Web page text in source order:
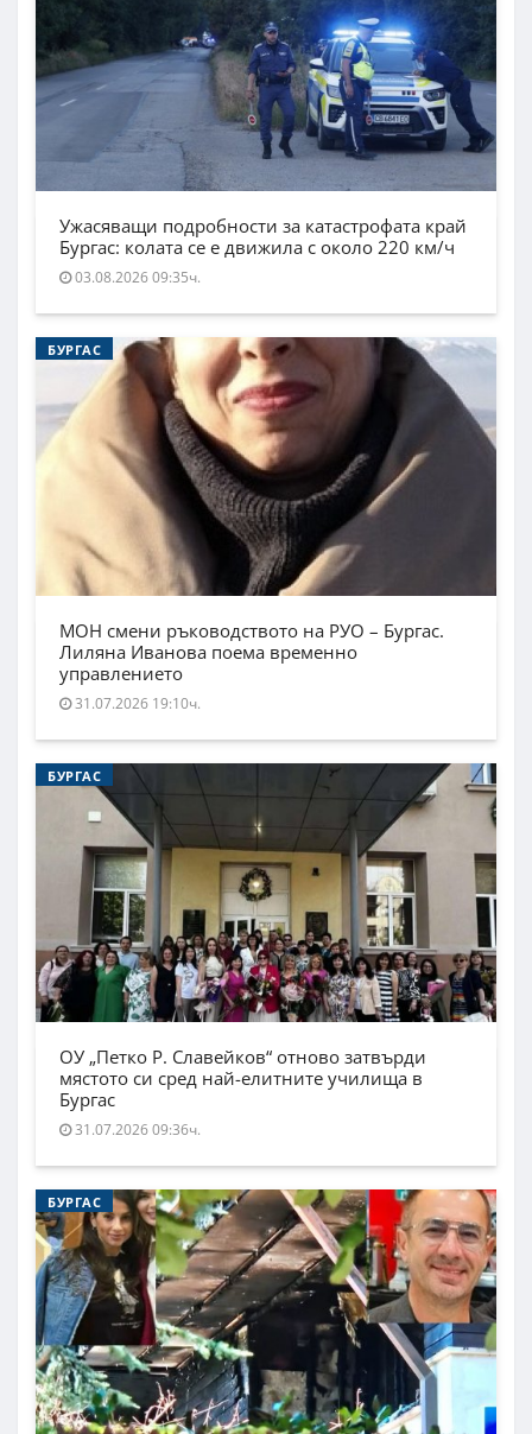
Ужасяващи подробности за катастрофата край
Бургас: колата се е движила с около 220 км/ч
03.08.2026 09:35ч.
БУРГАС
МОН смени ръководството на РУО – Бургас.
Лиляна Иванова поема временно
управлението
31.07.2026 19:10ч.
БУРГАС
ОУ „Петко Р. Славейков“ отново затвърди
мястото си сред най-елитните училища в
Бургас
31.07.2026 09:36ч.
БУРГАС